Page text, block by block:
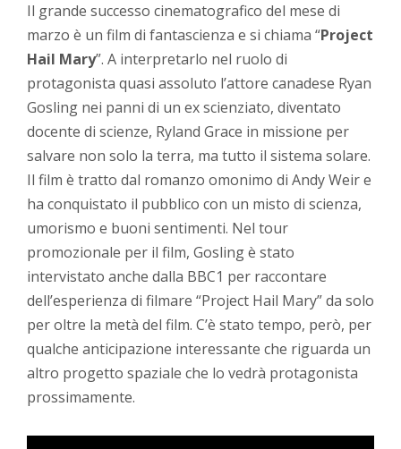
Il grande successo cinematografico del mese di
marzo è un film di fantascienza e si chiama “Project
Hail Mary”. A interpretarlo nel ruolo di
protagonista quasi assoluto l’attore canadese Ryan
Gosling nei panni di un ex scienziato, diventato
docente di scienze, Ryland Grace in missione per
salvare non solo la terra, ma tutto il sistema solare.
Il film è tratto dal romanzo omonimo di Andy Weir e
ha conquistato il pubblico con un misto di scienza,
umorismo e buoni sentimenti. Nel tour
promozionale per il film, Gosling è stato
intervistato anche dalla BBC1 per raccontare
dell’esperienza di filmare “Project Hail Mary” da solo
per oltre la metà del film. C’è stato tempo, però, per
qualche anticipazione interessante che riguarda un
altro progetto spaziale che lo vedrà protagonista
prossimamente.